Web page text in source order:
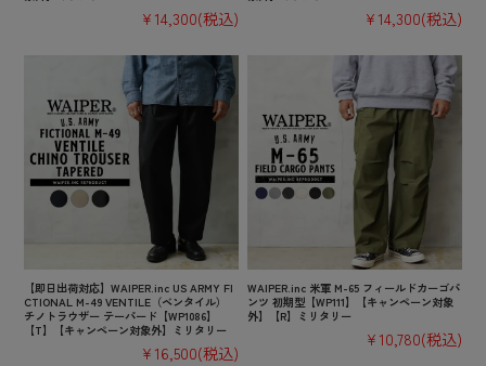
¥14,300(税込) ¥14,300(税込)
【即日出荷対応】WAIPER.inc US ARMY FI
CTIONAL M-49 VENTILE（ベンタイル）
チノトラウザー テーパード【WP1086】
【T】【キャンペーン対象外】ミリタリー
¥16,500(税込)
WAIPER.inc 米軍 M-65 フィールドカーゴパ
ンツ 初期型【WP111】【キャンペーン対象
外】【R】ミリタリー
¥10,780(税込)